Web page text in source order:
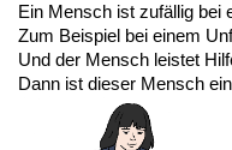
Ein Mensch ist zufällig bei
Zum Beispiel bei einem
Und der Mensch leistet
Dann ist dieser Mensch